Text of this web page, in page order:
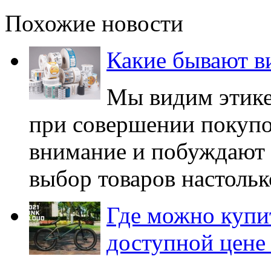
Похожие новости
Какие бывают
Мы видим
при совершении
внимание и побуждают
выбор товаров
Где можно
доступной